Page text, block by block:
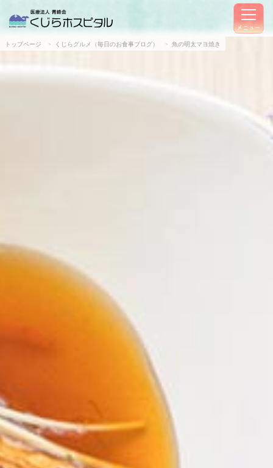
メニュー
トップページ くじらグルメ（毎日のお食事ブログ） 魚の明太マヨ焼き